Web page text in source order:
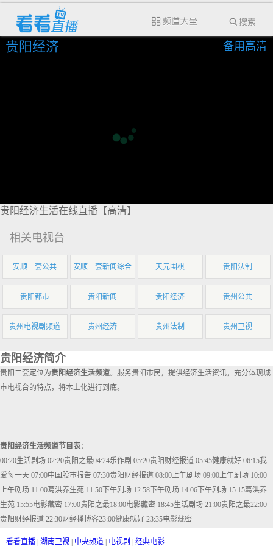
贵阳经济 备用高清
贵阳经济生活在线直播【高清】
相关电视台
安顺二套公共 安顺一套新闻综合 天元围棋 贵阳法制
贵阳都市 贵阳新闻 贵阳经济 贵州公共
贵州电视剧频道 贵州经济 贵州法制 贵州卫视
贵阳经济简介
贵阳二套定位为贵阳经济生活频道。服务贵阳市民，提供经济生活资讯，充分体现城
市电视台的特点，将本土化进行到底。
贵阳经济生活频道节目表：
00:20生活剧场 02:20贵阳之最04:24乐作剧 05:20贵阳财经报道 05:45健康就好 06:15我
爱每一天 07:00中国股市报告 07:30贵阳财经报道 08:00上午剧场 09:00上午剧场 10:00
上午剧场 11:00葛洪养生苑 11:50下午剧场 12:58下午剧场 14:06下午剧场 15:15葛洪养
生苑 15:55电影藏密 17:00贵阳之最18:00电影藏密 18:45生活剧场 21:00贵阳之最22:00
贵阳财经报道 22:30财经播博客23:00健康就好 23:35电影藏密
看看直播 湖南卫视 中央频道 电视剧 经典电影